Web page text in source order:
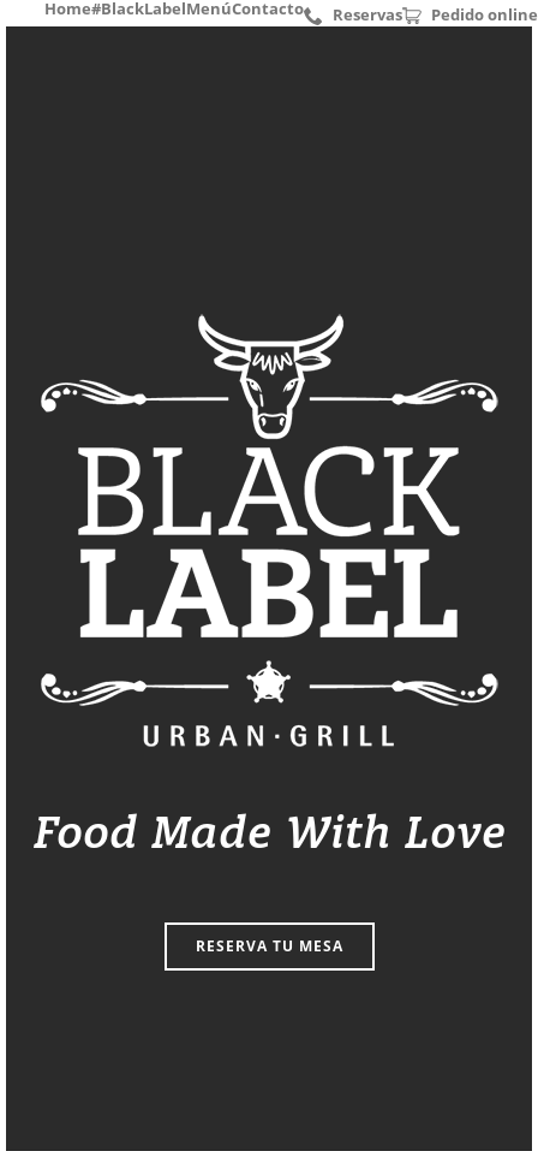
Home#BlackLabelMenúContacto Reservas Pedido online
Food Made With Love
RESERVA TU MESA